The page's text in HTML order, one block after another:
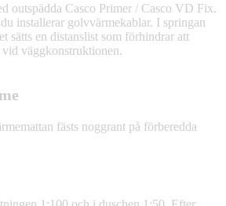
outspädda Casco Primer / Casco VD Fix.
installerar golvvärmekablar. I springan
sätts en distanslist som förhindrar att
vid väggkonstruktionen.
fästs noggrant på förberedda